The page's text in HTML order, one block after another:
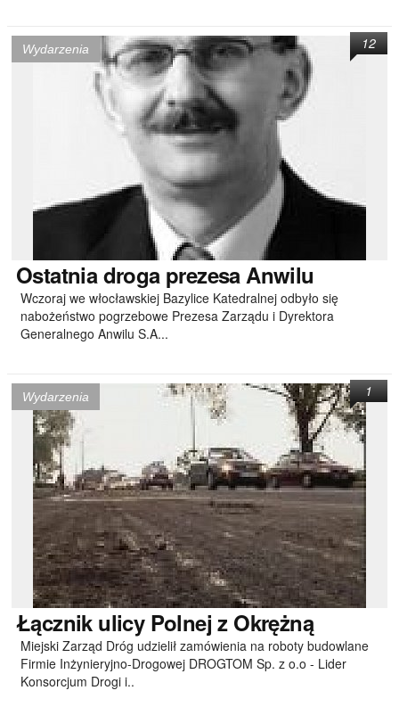
Wydarzenia
Ostatniadroga prezesa Anwilu
Wczoraj we włocławskiej Bazylice Katedralnej odbyło się
nabożeństwo pogrzebowe Prezesa Zarządu i Dyrektora
Generalnego Anwilu S.A...
12
Wydarzenia
Łącznikulicy Polnej z Okrężną
Miejski Zarząd Dróg udzielił zamówienia na roboty budowlane
Firmie Inżynieryjno-Drogowej DROGTOM Sp. z o.o - Lider
Konsorcjum Drogi i..
1